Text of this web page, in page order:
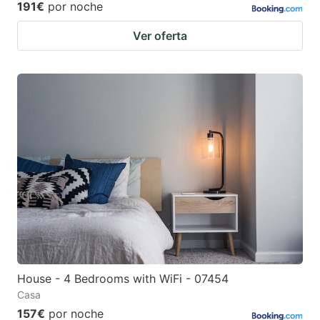
191€ por noche
Ver oferta
House - 4 Bedrooms with WiFi - 07454
Casa
157€ por noche